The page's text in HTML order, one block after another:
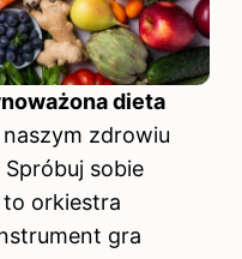
dieta
zdrowiu
sobie
orkiestra
gra